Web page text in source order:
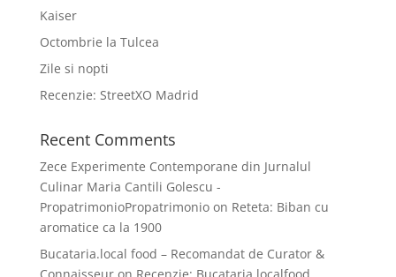
Kaiser
Octombrie la Tulcea
Zile si nopti
Recenzie: StreetXO Madrid
Recent Comments
Zece Experimente Contemporane din Jurnalul
Culinar Maria Cantili Golescu -
PropatrimonioPropatrimonioon Reteta: Biban cu
aromatice ca la 1900
Bucataria.local food – Recomandat de Curator &